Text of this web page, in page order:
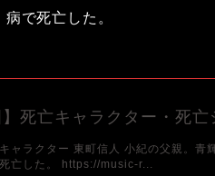
で死亡した。
】死亡キャラクター・死亡
ャラクター 東町信人 小紀の父親。青
亡した。 https://music-r...